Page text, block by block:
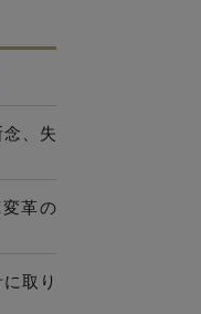
念、失
革の
取り